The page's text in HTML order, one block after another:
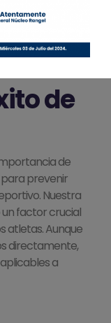
y el
y las
de
de
prevenir
Nuestra
un factor crucial
atletas. Aunque
directamente,
a